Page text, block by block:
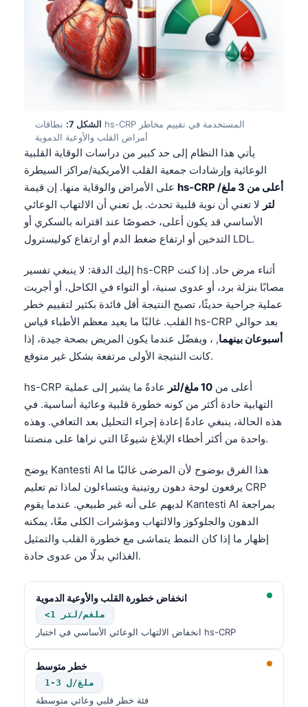
الشكل 7:
نطاقات hs-CRP المستخدمة في تقييم مخاطر
أمراض القلب والأوعية الدموية
يأتي هذا النظام إلى حد كبير من دراسات الوقاية القلبية
الوعائية وإرشادات جمعية القلب الأمريكية/مراكز السيطرة
hs-CRP أعلى من 3 ملغ/
لتر لا تعني أن نوبة قلبية تحدث. بل تعني أن الالتهاب الوعائي
الأساسي قد يكون أعلى، خصوصًا عند اقترانه بالسكري أو
التدخين أو ارتفاع ضغط الدم أو ارتفاع كوليسترول LDL.
إليك الدقة: لا ينبغي تفسير hs-CRP أثناء مرض حاد. إذا كنت
مصابًا بنزلة برد، أو عدوى سنية، أو التواء في الكاحل، أو أجريت
عملية جراحية حديثًا، تصبح النتيجة أقل فائدة بكثير لتقييم خطر
القلب. غالبًا ما يعيد معظم الأطباء قياس hs-CRP بعد حوالي
أسبوعان بينهما, ، ويفضّل عندما يكون المريض بصحة جيدة، إذا
كانت النتيجة الأولى مرتفعة بشكل غير متوقع.
hs-CRP أعلى من 10 ملغ/لتر
عادةً ما يشير إلى عملية
التهابية حادة أكثر من كونه خطورة قلبية وعائية أساسية. في
هذه الحالة، ينبغي عادةً إعادة إجراء التحليل بعد التعافي. وهذه
واحدة من أكثر أخطاء الإبلاغ شيوعًا التي نراها على منصتنا.
Kantesti AI هذا الفرق بوضوح لأن المرضى غالبًا ما
يرفعون لوحة دهون روتينية ويتساءلون لماذا تم تعليم CRP
Kantesti AI بمراجعة
الدهون والجلوكوز والالتهاب ومؤشرات الكلى معًا، يمكنه
إظهار ما إذا كان النمط يتماشى مع خطورة القلب والتمثيل
الغذائي بدلًا من عدوى حادة.
انخفاض خطورة القلب والأوعية الدموية
<1 ملغم/لتر
انخفاض الالتهاب الوعائي الأساسي في اختبار hs-CRP
خطر متوسط
1-3 ملغ/ل
فئة خطر قلبي وعائي متوسطة
मराठी
తెలుగు
தமிழ்
ગુજરાતી
ಕನ್ನಡ
മലയാളം
Bahasa Melayu
Tiếng Việt
Tagalog
ไทย
ဗမာစာ
ភាសាខ្មែរ
Kiswahili
አማርኛ
O‘zbekcha
Català
Қазақ тілі
Suomi
Slovenčina
پښتو
سنڌي
සිංහල
অসমীয়া
Galego
Latviešu valoda
Македонски јазик
Euskara
Gàidhlig